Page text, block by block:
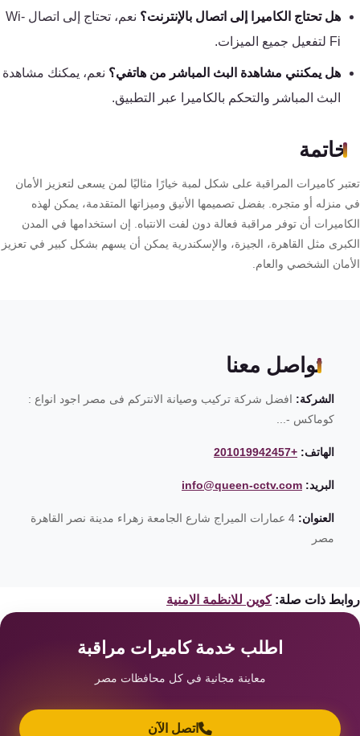
هل تحتاج الكاميرا إلى اتصال بالإنترنت؟
نعم، تحتاج إلى اتصال Wi-
Fi لتفعيل جميع الميزات.
هل يمكنني مشاهدة البث المباشر من هاتفي؟نعم، يمكنك مشاهدة
البث المباشر والتحكم بالكاميرا عبر التطبيق.
خاتمة
كاميرات المراقبة على شكل لمبة خيارًا مثاليًا لمن يسعى لتعزيز الأمان
منزله أو متجره. بفضل تصميمها الأنيق وميزاتها المتقدمة، يمكن لهذه
أن توفر مراقبة فعالة دون لفت الانتباه. إن استخدامها في المدن
مثل القاهرة، الجيزة، والإسكندرية يمكن أن يسهم بشكل كبير في تعزيز
الشخصي والعام.
تواصل معنا
الشركة:افضل شركة تركيب وصيانة الانتركم فى مصر اجود انواع :
كوماكس -...
الهاتف: +201019942457
البريد: info@queen-cctv.com
العنوان:
4 عمارات الميراج شارع الجامعة زهراء مدينة نصر القاهرة
مصر
ذات صلة: كوين للانظمة الامنية
اطلب خدمة كاميرات مراقبة
معاينة مجانية في كل محافظات مصر
اتصل الآن